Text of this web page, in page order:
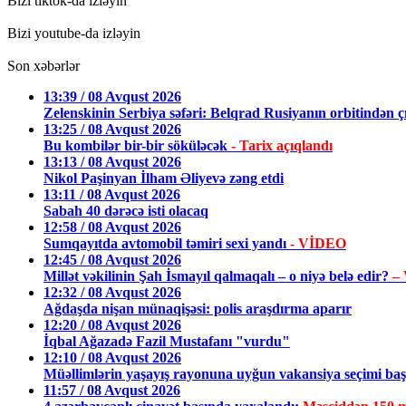
Bizi youtube-da izləyin
Son xəbərlər
13:39 / 08 Avqust 2026
Zelenskinin Serbiya səfəri: Belqrad Rusiyanın orbitindən
13:25 / 08 Avqust 2026
Bu kombilər bir-bir söküləcək - Tarix açıqlandı
13:13 / 08 Avqust 2026
Nikol Paşinyan İlham Əliyevə zəng etdi
13:11 / 08 Avqust 2026
Sabah 40 dərəcə isti olacaq
12:58 / 08 Avqust 2026
Sumqayıtda avtomobil təmiri sexi yandı - VİDEO
12:45 / 08 Avqust 2026
Millət vəkilinin Şah İsmayıl qalmaqalı – o niyə belə edir?–
12:32 / 08 Avqust 2026
Ağdaşda nişan münaqişəsi: polis araşdırma aparır
12:20 / 08 Avqust 2026
İqbal Ağazadə Fazil Mustafanı "vurdu"
12:10 / 08 Avqust 2026
Müəllimlərin yaşayış rayonuna uyğun vakansiya seçimi
11:57 / 08 Avqust 2026